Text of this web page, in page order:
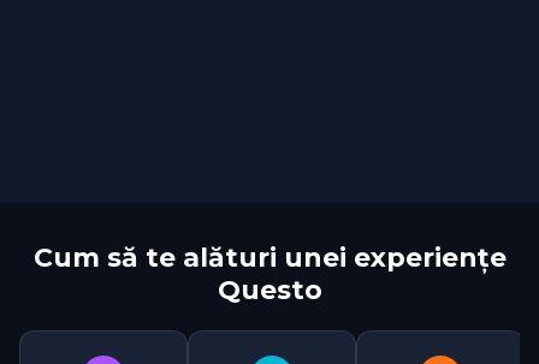
Cum să te alături unei experiențe
Questo